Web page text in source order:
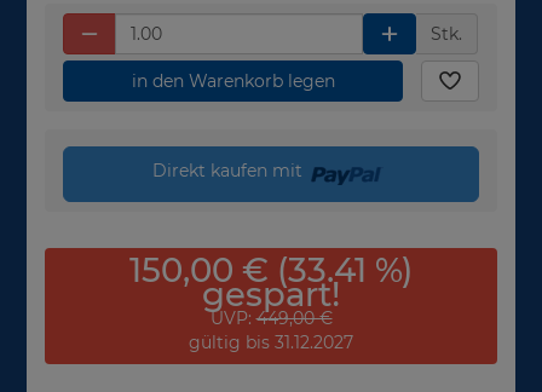
Stk.
in den Warenkorb legen
Direkt kaufen mit
150,00 € (33.41 %)
gespart!
UVP:449,00 €
gültig bis 31.12.2027